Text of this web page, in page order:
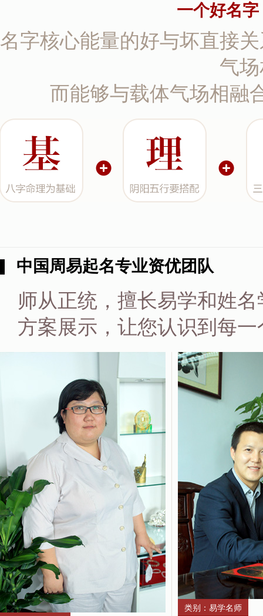
一个好名
名字核心能量的好与坏直接
气
而能够与载体气场相融
中国周易起名专业资优团队
师从正统，擅长易学和姓
方案展示，让您认识到每
类别：易学名师